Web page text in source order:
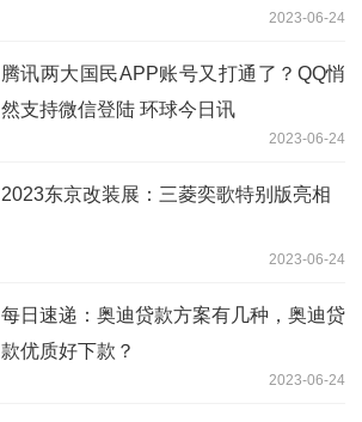
2023-06-24
腾讯两大国民APP账号又打通了？QQ悄
然支持微信登陆 环球今日讯
2023-06-24
2023东京改装展：三菱奕歌特别版亮相
2023-06-24
每日速递：奥迪贷款方案有几种，奥迪贷
款优质好下款？
2023-06-24